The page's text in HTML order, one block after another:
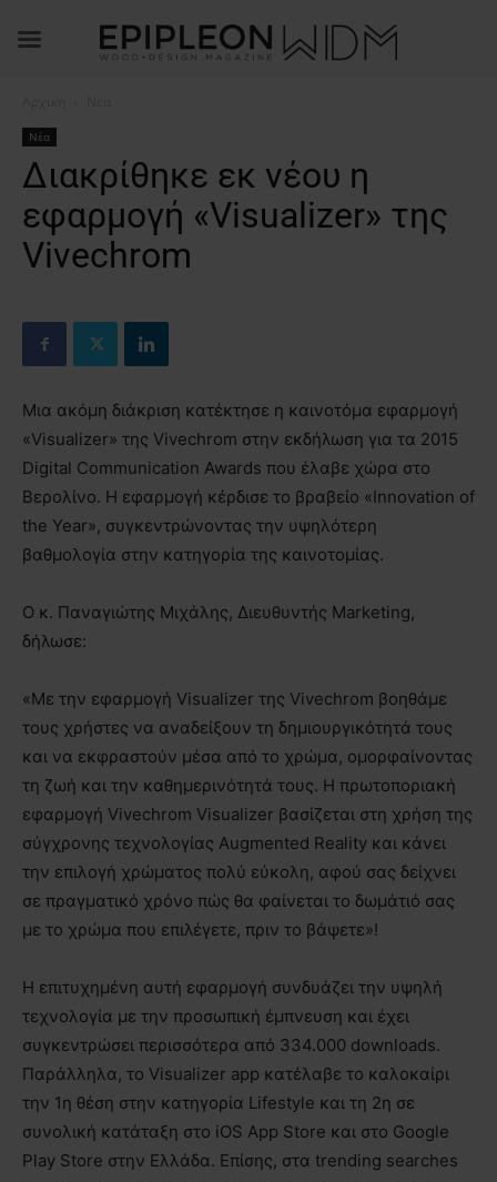
Νέα
Διακρίθηκε εκ νέου η
εφαρμογή «Visualizer» της
Vivechrom
Μια ακόμη διάκριση κατέκτησε η καινοτόμα εφαρμογή
«Visualizer» της Vivechrom στην εκδήλωση για τα 2015
Digital Communication Awards που έλαβε χώρα στο
Βερολίνο. Η εφαρμογή κέρδισε το βραβείο «Innovation of
the Year», συγκεντρώνοντας την υψηλότερη
βαθμολογία στην κατηγορία της καινοτομίας.
O κ. Παναγιώτης Μιχάλης, Διευθυντής Marketing,
δήλωσε:
«Με την εφαρμογή Visualizer της Vivechrom βοηθάμε
τους χρήστες να αναδείξουν τη δημιουργικότητά τους
και να εκφραστούν μέσα από το χρώμα, ομορφαίνοντας
τη ζωή και την καθημερινότητά τους. Η πρωτοποριακή
εφαρμογή Vivechrom Visualizer βασίζεται στη χρήση της
σύγχρονης τεχνολογίας Augmented Reality και κάνει
την επιλογή χρώματος πολύ εύκολη, αφού σας δείχνει
σε πραγματικό χρόνο πώς θα φαίνεται το δωμάτιό σας
με το χρώμα που επιλέγετε, πριν το βάψετε»!
Η επιτυχημένη αυτή εφαρμογή συνδυάζει την υψηλή
τεχνολογία με την προσωπική έμπνευση και έχει
συγκεντρώσει περισσότερα από 334.000 downloads.
Παράλληλα, το Visualizer app κατέλαβε το καλοκαίρι
την 1η θέση στην κατηγορία Lifestyle και τη 2η σε
συνολική κατάταξη στο iOS App Store και στο Google
Play Store στην Ελλάδα. Επίσης, στα trending searches